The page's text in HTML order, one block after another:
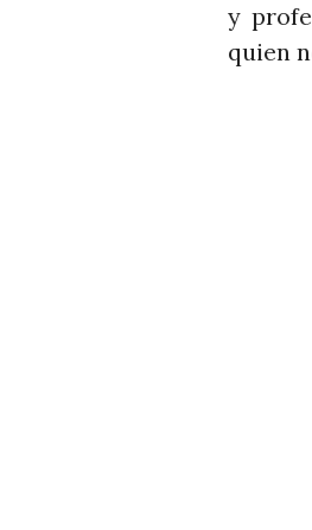
y
quien